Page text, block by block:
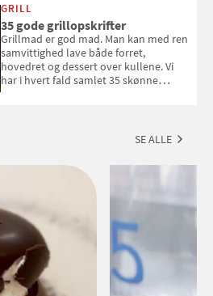
med i Samvirkes skønne vinquiz, hvor
du kan vinde 6 flasker vin fra Viña
Esmeralda. Konkurrencen slutter 1.
september 2026.
GRILL
35 gode grillopskrifter
Grillmad er god mad. Man kan med ren
samvittighed lave både forret,
hovedret og dessert over kullene. Vi
har i hvert fald samlet 35 skønne
SE ALLE